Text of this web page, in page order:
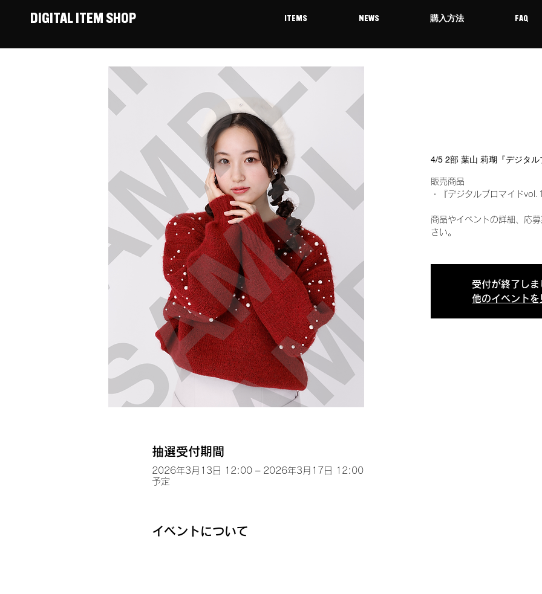
DIGITAL ITEM SHOP ITEMS NEWS 購入方法 FAQ
4/5 2部 葉山 莉瑚『デジタ
販売商品
・『デジタルブロマイド
商品やイベントの詳細、応
さい。
受付が終了しま
他のイベントを
抽選受付期間
2026年3月13日 12:00 – 2026年3月17日 12:00
予定
イベントについて